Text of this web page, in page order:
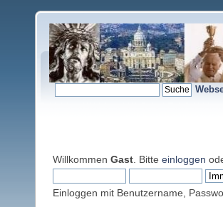
Willkommen Gast . Bitte einloggen
Einloggen mit Benutzername,